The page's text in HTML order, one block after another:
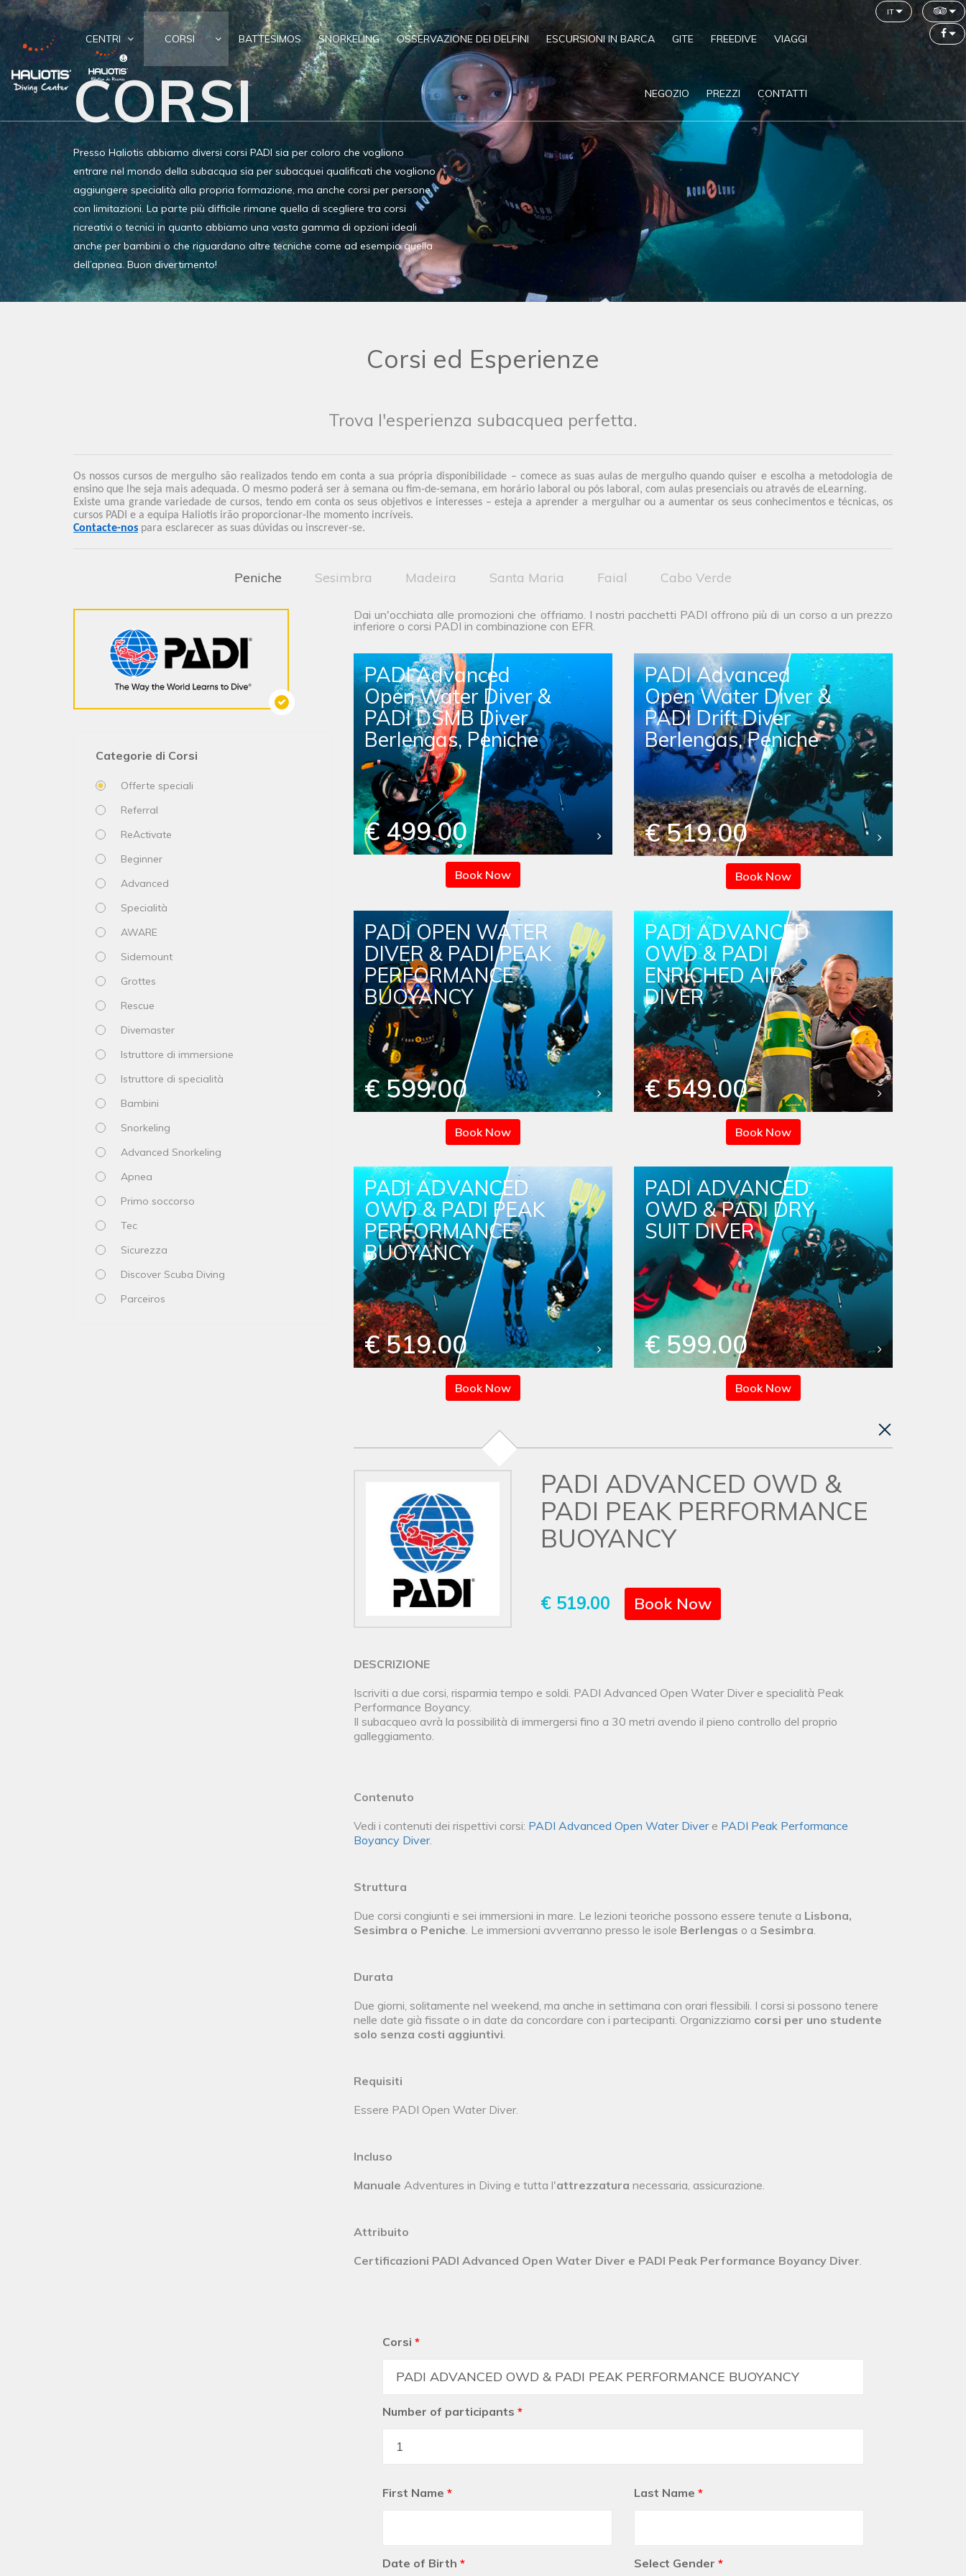
CENTRI CORSI BATTESIMOS SNORKELING OSSERVAZIONE DEI DELFINI ESCURSIONI IN BARCA GITE FREEDIVE VIAGGI
NEGOZIO PREZZI CONTATTI
it
CORSI
Presso Haliotis abbiamo diversi corsi PADI sia per coloro che vogliono
entrare nel mondo della subacqua sia per subacquei qualificati che vogliono
aggiungere specialità alla propria formazione, ma anche corsi per persone
con limitazioni. La parte più difficile rimane quella di scegliere tra corsi
ricreativi o tecnici in quanto abbiamo una vasta gamma di opzioni ideali
anche per bambini o che riguardano altre tecniche come ad esempio quella
dell’apnea. Buon divertimento!
Corsi ed Esperienze
Trova l'esperienza subacquea perfetta.
Os nossos cursos de mergulho são realizados tendo em conta a sua própria disponibilidade – comece as suas aulas de mergulho quando quiser e escolha a metodologia de
ensino que lhe seja mais adequada. O mesmo poderá ser à semana ou fim-de-semana, em horário laboral ou pós laboral, com aulas presenciais ou através de eLearning.
Existe uma grande variedade de cursos, tendo em conta os seus objetivos e interesses – esteja a aprender a mergulhar ou a aumentar os seus conhecimentos e técnicas, os
cursos PADI e a equipa Haliotis irão proporcionar-lhe momento incríveis.
Contacte-nos para esclarecer as suas dúvidas ou inscrever-se.
Peniche Sesimbra Madeira Santa Maria Faial Cabo Verde
Categorie di Corsi
Offerte speciali
Referral
ReActivate
Beginner
Advanced
Specialità
AWARE
Sidemount
Grottes
Rescue
Divemaster
Istruttore di immersione
Istruttore di specialità
Bambini
Snorkeling
Advanced Snorkeling
Apnea
Primo soccorso
Tec
Sicurezza
Discover Scuba Diving
Parceiros
Dai un'occhiata alle promozioni che offriamo. I nostri pacchetti PADI offrono più di un corso a un prezzo
inferiore o corsi PADI in combinazione con EFR.
PADI Advanced
Open Water Diver &
PADI DSMB Diver
Berlengas, Peniche
€ 499.00
Book Now
PADI Advanced
Open Water Diver &
PADI Drift Diver
Berlengas, Peniche
€ 519.00
Book Now
PADI OPEN WATER
DIVER & PADI PEAK
PERFORMANCE
BUOYANCY
€ 599.00
Book Now
PADI ADVANCED
OWD & PADI
ENRICHED AIR
DIVER
€ 549.00
Book Now
PADI ADVANCED
OWD & PADI PEAK
PERFORMANCE
BUOYANCY
€ 519.00
Book Now
PADI ADVANCED
OWD & PADI DRY
SUIT DIVER
€ 599.00
Book Now
PADI ADVANCED OWD &
PADI PEAK PERFORMANCE
BUOYANCY
€ 519.00 Book Now
DESCRIZIONE
Iscriviti a due corsi, risparmia tempo e soldi. PADI Advanced Open Water Diver e specialità Peak
Performance Boyancy.
Il subacqueo avrà la possibilità di immergersi fino a 30 metri avendo il pieno controllo del proprio
galleggiamento.
Contenuto
Vedi i contenuti dei rispettivi corsi: PADI Advanced Open Water Divere PADI Peak Performance
Boyancy Diver.
Struttura
Due corsi congiunti e sei immersioni in mare. Le lezioni teoriche possono essere tenute a Lisbona,
Sesimbra o Peniche. Le immersioni avverranno presso le isole Berlengas o a Sesimbra.
Durata
Due giorni, solitamente nel weekend, ma anche in settimana con orari flessibili. I corsi si possono tenere
nelle date già fissate o in date da concordare con i partecipanti. Organizziamo corsi per uno studente
solo senza costi aggiuntivi.
Requisiti
Essere PADI Open Water Diver.
Incluso
Manuale Adventures in Diving e tutta l'attrezzatura necessaria, assicurazione.
Attribuito
Certificazioni PADI Advanced Open Water Diver e PADI Peak Performance Boyancy Diver.
Corsi *
Number of participants *
First Name * Last Name *
Date of Birth * Select Gender *